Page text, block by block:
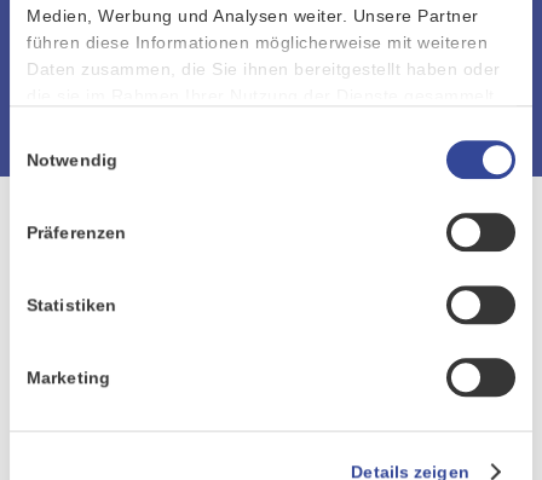
Medien, Werbung und Analysen weiter. Unsere Partner
führen diese Informationen möglicherweise mit weiteren
Daten zusammen, die Sie ihnen bereitgestellt haben oder
Notwendig
Präferenzen
Statistiken
Marketing
Details zeigen
ZURÜCK ZUR ÜBERSICHT